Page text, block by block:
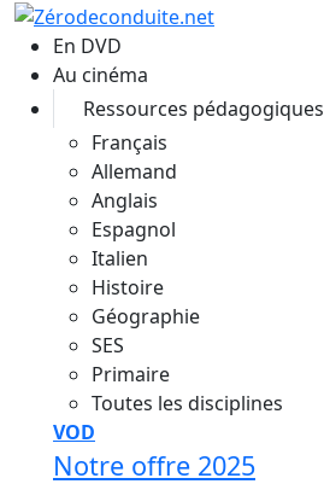
Aller au contenu principal
En DVD
Au cinéma
Ressources pédagogiques
Français
Allemand
Anglais
Espagnol
Italien
Histoire
Géographie
SES
Primaire
Toutes les disciplines
VOD
Notre offre 2025